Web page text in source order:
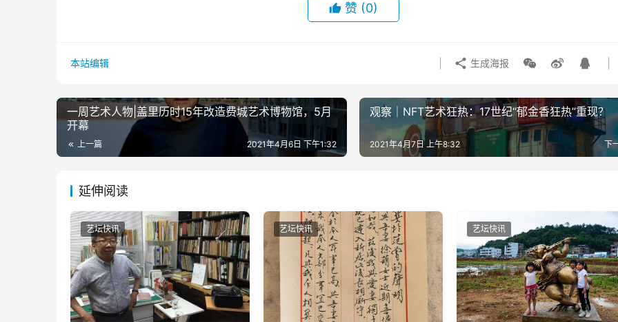
赞 (0)
本站编辑 生成海报
一周艺术人物|盖里历时15年改造费城艺术博物馆，5月
开幕
上一篇 2021年4月6日 下午1:32
观察｜NFT艺术狂热：17世纪“郁金香狂热”重现？
下
2021年4月7日 上午8:32
延伸阅读
艺坛快讯 艺坛快讯 艺坛快讯